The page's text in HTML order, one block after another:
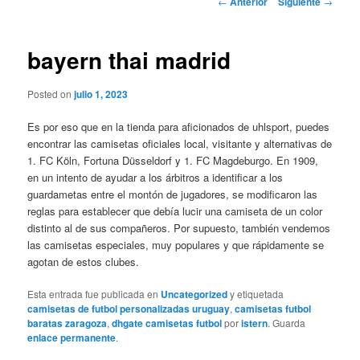
bayern thai madrid
Posted onjulio 1, 2023
Es por eso que en la tienda para aficionados de uhlsport, puedes
encontrar las camisetas oficiales local, visitante y alternativas de
1. FC Köln, Fortuna Düsseldorf y 1. FC Magdeburgo. En 1909,
en un intento de ayudar a los árbitros a identificar a los
guardametas entre el montón de jugadores, se modificaron las
reglas para establecer que debía lucir una camiseta de un color
distinto al de sus compañeros. Por supuesto, también vendemos
las camisetas especiales, muy populares y que rápidamente se
agotan de estos clubes.
Esta entrada fue publicada en Uncategorizedy etiquetada
camisetas de futbol personalizadas uruguay,camisetas futbol
baratas zaragoza,dhgate camisetas futbolporistern. Guarda
enlace permanente.